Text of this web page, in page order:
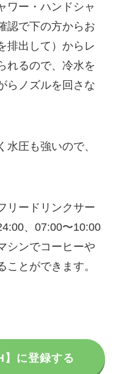
ワー・ハンドシャ
認で下の方からお
排出して）からレ
れるので、冷水を
らノズルを回さな
水圧も強いので、
リードリンクサー
、07:00〜10:00
シンでコーヒーや
とができます。
】に登録する